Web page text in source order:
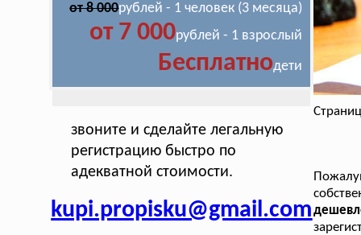
от 8 000рублей - 1 человек (3 месяца)
от 7 000рублей - 1 взрослый
Бесплатнодети
звоните и сделайте легальную
регистрацию быстро по
адекватной стоимости.
kupi.propisku@gmail.com